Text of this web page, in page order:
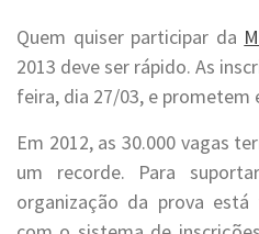
Quem quiser participar da
2013 deve ser rápido. As
feira, dia 27/03, e prometem
Em 2012, as 30.000 vagas
um recorde. Para
organização da prova